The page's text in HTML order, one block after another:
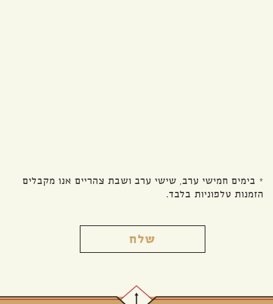
* בימים חמישי ערב, שישי ערב ושבת צהריים אנו מקבלים
הזמנות טלפוניות בלבד.